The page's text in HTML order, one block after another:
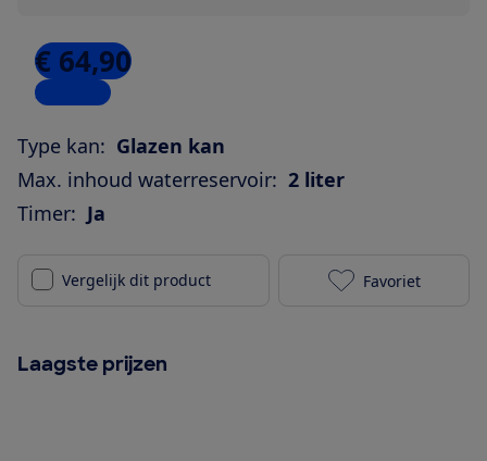
€ 64,90
3 winkels
Type kan: Glazen kan
Max. inhoud waterreservoir: 2 liter
Timer: Ja
Vergelijk dit product Ariete 1342
Favoriet
Laagste prijzen